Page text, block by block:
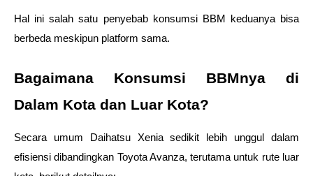
Hal ini salah satu penyebab konsumsi BBM keduanya bisa
berbeda meskipun platform sama.
Bagaimana Konsumsi BBMnya di
Dalam Kota dan Luar Kota?
Secara umum Daihatsu Xenia sedikit lebih unggul dalam
efisiensi dibandingkan Toyota Avanza, terutama untuk rute luar